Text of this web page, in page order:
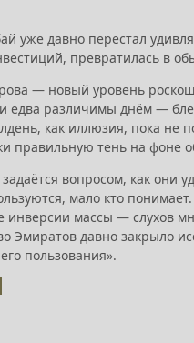
уже давно перестал
превратилась в
— новый уровень
едва различимы днём —
как иллюзия, пока
правильную тень на фоне
вопросом, как они
мало кто
инверсии массы — слухов
Эмиратов давно закрыло
пользования».